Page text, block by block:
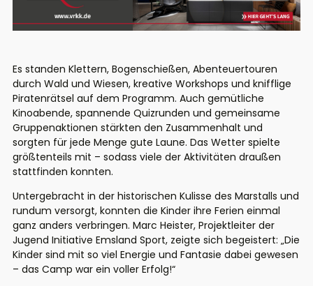
Es standen Klettern, Bogenschießen, Abenteuertouren
durch Wald und Wiesen, kreative Workshops und knifflige
Piratenrätsel auf dem Programm. Auch gemütliche
Kinoabende, spannende Quizrunden und gemeinsame
Gruppenaktionen stärkten den Zusammenhalt und
sorgten für jede Menge gute Laune. Das Wetter spielte
größtenteils mit – sodass viele der Aktivitäten draußen
stattfinden konnten.
Untergebracht in der historischen Kulisse des Marstalls und
rundum versorgt, konnten die Kinder ihre Ferien einmal
ganz anders verbringen. Marc Heister, Projektleiter der
Jugend Initiative Emsland Sport, zeigte sich begeistert: „Die
Kinder sind mit so viel Energie und Fantasie dabei gewesen
– das Camp war ein voller Erfolg!“